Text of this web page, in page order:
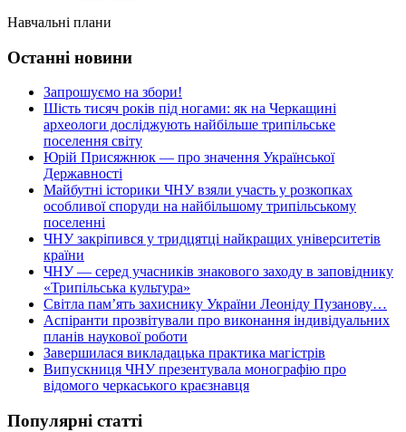
Навчальні плани
Останні новини
Запрошуємо на збори!
Шість тисяч років під ногами: як на Черкащині
археологи досліджують найбільше трипільське
поселення світу
Юрій Присяжнюк — про значення Української
Державності
Майбутні історики ЧНУ взяли участь у розкопках
особливої споруди на найбільшому трипільському
поселенні
ЧНУ закріпився у тридцятці найкращих університетів
країни
ЧНУ — серед учасників знакового заходу в заповіднику
«Трипільська культура»
Світла пам’ять захиснику України Леоніду Пузанову…
Аспіранти прозвітували про виконання індивідуальних
планів наукової роботи
Завершилася викладацька практика магістрів
Випускниця ЧНУ презентувала монографію про
відомого черкаського краєзнавця
Популярні статті